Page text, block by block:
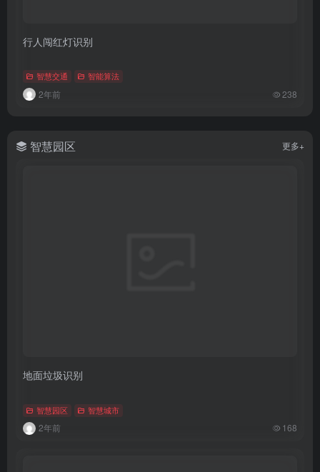
行人闯红灯识别
智慧交通 智能算法
2年前 238
智慧园区 更多+
地面垃圾识别
智慧园区 智慧城市
2年前 168